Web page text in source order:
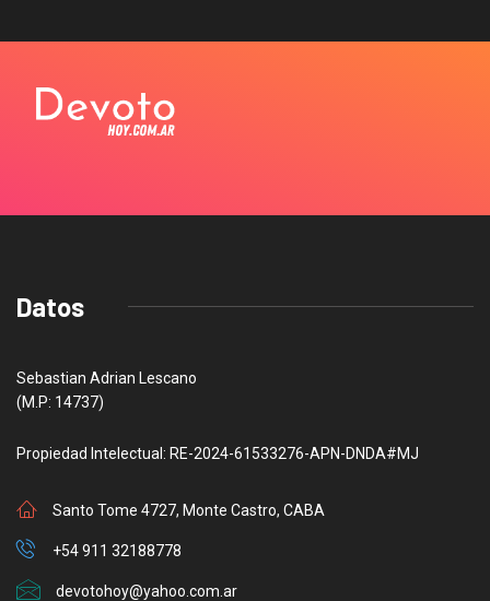
Datos
Sebastian Adrian Lescano
(M.P: 14737)
Propiedad Intelectual: RE-2024-61533276-APN-DNDA#MJ
Santo Tome 4727, Monte Castro, CABA
+54 911 32188778
devotohoy@yahoo.com.ar